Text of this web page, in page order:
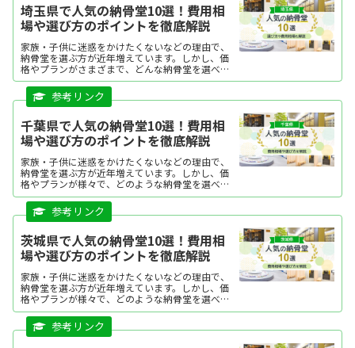
埼玉県で人気の納骨堂10選！費用相
場や選び方のポイントを徹底解説
家族・子供に迷惑をかけたくないなどの理由で、
納骨堂を選ぶ方が近年増えています。しかし、価
格やプランがさまざまで、どんな納骨堂を選べば
よいか迷う方も多いですよね。この記事では、埼
玉県で人気の納骨堂を、ランキング形式でご紹介
します。それぞれの特...
千葉県で人気の納骨堂10選！費用相
場や選び方のポイントを徹底解説
家族・子供に迷惑をかけたくないなどの理由で、
納骨堂を選ぶ方が近年増えています。しかし、価
格やプランが様々で、どのような納骨堂を選べば
よいか迷う方も多いですよね。本記本記事で千葉
県で人気の納骨堂を、ランキング形式にてご紹介
します。 それぞれの特徴を分かりやすくまとめて
い。
茨城県で人気の納骨堂10選！費用相
場や選び方のポイントを徹底解説
家族・子供に迷惑をかけたくないなどの理由で、
納骨堂を選ぶ方が近年増えています。しかし、価
格やプランが様々で、どのような納骨堂を選べば
よいか迷う方も多いですよね。今回は、茨城県で
人気の納骨堂を、ランキング形式にてご紹介しま
す。それぞれの特徴を...